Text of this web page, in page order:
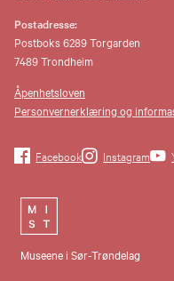
Postadresse:
Postboks 6289 Torgarden
7489 Trondheim
Åpenhetsloven
Personvernerklæring og
Facebook Instagram
Museene i Sør-Trøndelag